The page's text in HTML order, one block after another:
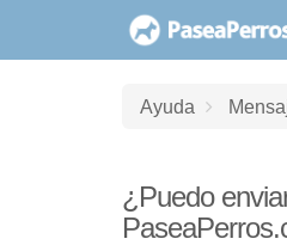
contenido
Ayuda
¿Puedo